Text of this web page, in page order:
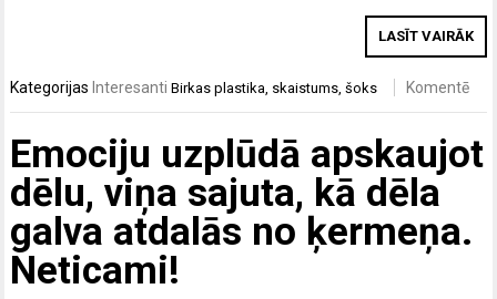
LASĪT VAIRĀK
Kategorijas Interesanti Birkasplastika, skaistums,šoks Komentē
Emociju uzplūdā apskaujot
dēlu, viņa sajuta, kā dēla
galva atdalās no ķermeņa.
Neticami!